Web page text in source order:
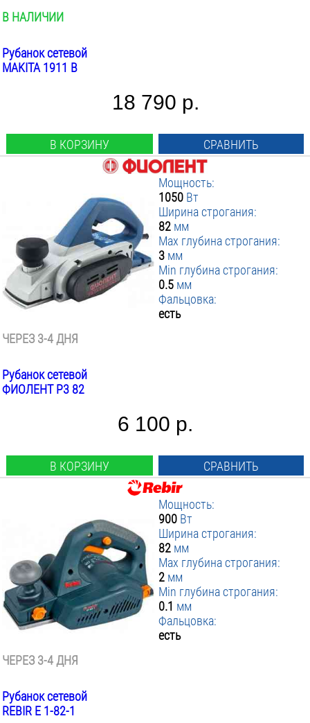
В НАЛИЧИИ
Рубанок сетевой
MAKITA 1911 B
18 790 р.
В КОРЗИНУ СРАВНИТЬ
Мощность:
1050 Вт
Ширина строгания:
82 мм
Max глубина строгания:
3 мм
Min глубина строгания:
0.5 мм
Фальцовка:
есть
ЧЕРЕЗ 3-4 ДНЯ
Рубанок сетевой
ФИОЛЕНТ Р3 82
6 100 р.
В КОРЗИНУ СРАВНИТЬ
Мощность:
900 Вт
Ширина строгания:
82 мм
Max глубина строгания:
2 мм
Min глубина строгания:
0.1 мм
Фальцовка:
есть
ЧЕРЕЗ 3-4 ДНЯ
Рубанок сетевой
REBIR E 1-82-1